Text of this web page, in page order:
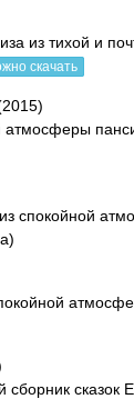
из тихой и
скачать
спокойной
сказок